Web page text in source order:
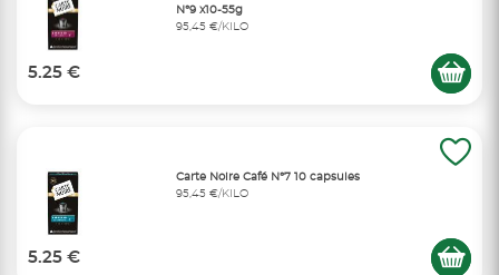
N°9 x10-55g
95,45 €/KILO
5.25 €
Carte Noire Café N°7 10 capsules
95,45 €/KILO
5.25 €